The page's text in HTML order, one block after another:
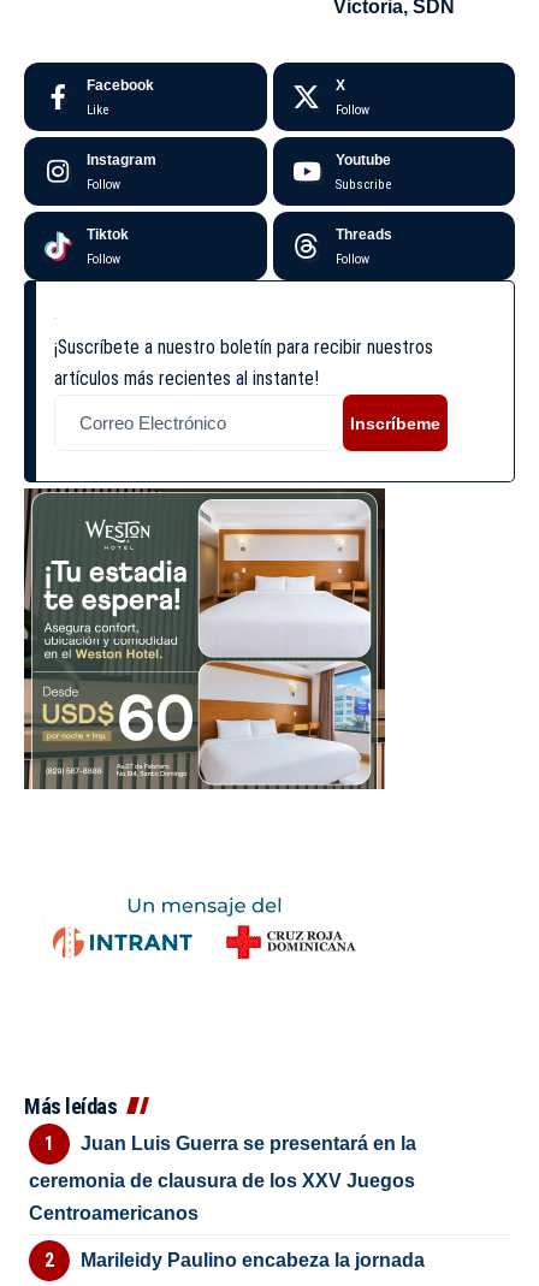
Victoria, SDN
Facebook
Like
X
Follow
Instagram
Follow
Youtube
Subscribe
Tiktok
Follow
Threads
Follow
¡Suscríbete a nuestro boletín para recibir nuestros
artículos más recientes al instante!
Inscríbeme
Más leídas
Juan Luis Guerra se presentará en la
ceremonia de clausura de los XXV Juegos
Centroamericanos
Marileidy Paulino encabeza la jornada